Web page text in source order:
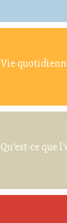
Vie
Qu’est-ce que